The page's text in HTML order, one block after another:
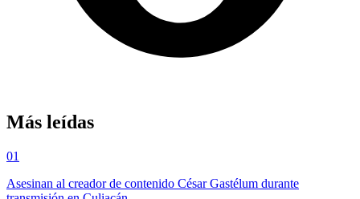
Más leídas
01
Asesinan al creador de contenido César Gastélum durante